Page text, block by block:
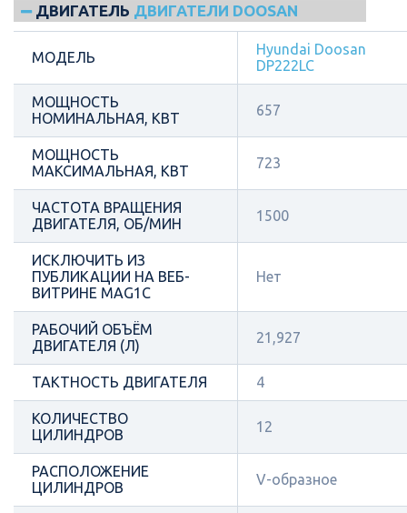
ДВИГАТЕЛЬ ДВИГАТЕЛИ DOOSAN
МОДЕЛЬ
Hyundai Doosan
DP222LC
МОЩНОСТЬ
НОМИНАЛЬНАЯ, КВТ
657
МОЩНОСТЬ
МАКСИМАЛЬНАЯ, КВТ
723
ЧАСТОТА ВРАЩЕНИЯ
ДВИГАТЕЛЯ, ОБ/МИН
1500
ИСКЛЮЧИТЬ ИЗ
ПУБЛИКАЦИИ НА ВЕБ-
ВИТРИНЕ MAG1C
Нет
РАБОЧИЙ ОБЪЁМ
ДВИГАТЕЛЯ (Л)
21,927
ТАКТНОСТЬ ДВИГАТЕЛЯ 4
КОЛИЧЕСТВО
ЦИЛИНДРОВ
12
РАСПОЛОЖЕНИЕ
ЦИЛИНДРОВ
V-образное